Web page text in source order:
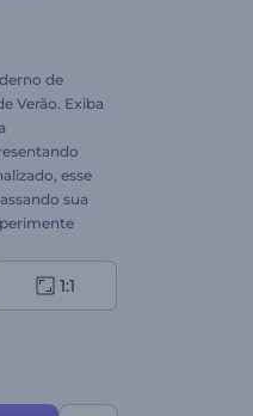
de
Verão. Exiba
esse
sua
1:1